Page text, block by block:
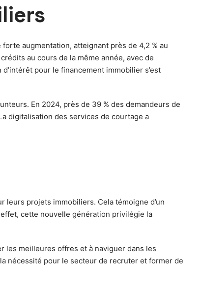
augmentation, atteignant près de 4,2 % au
au cours de la même année, avec de
pour le financement immobilier s’est
En 2024, près de 39 % des demandeurs de
digitalisation des services de courtage a
leurs projets immobiliers. Cela témoigne d’un
cette nouvelle génération privilégie la
les meilleures offres et à naviguer dans les
nécessité pour le secteur de recruter et former de